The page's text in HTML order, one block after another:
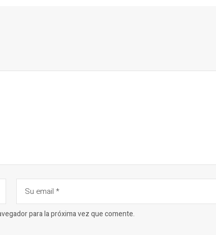
para la próxima vez que comente.